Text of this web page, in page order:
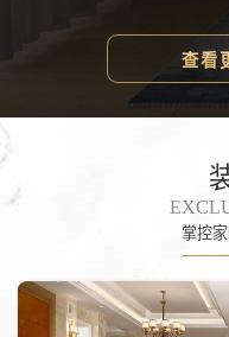
查看
掌控